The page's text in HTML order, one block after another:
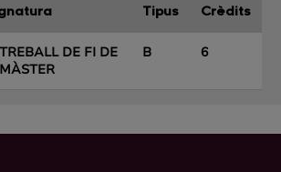
Tipus Crèdits
TREBALL DE FI DE
MÀSTER
B 6